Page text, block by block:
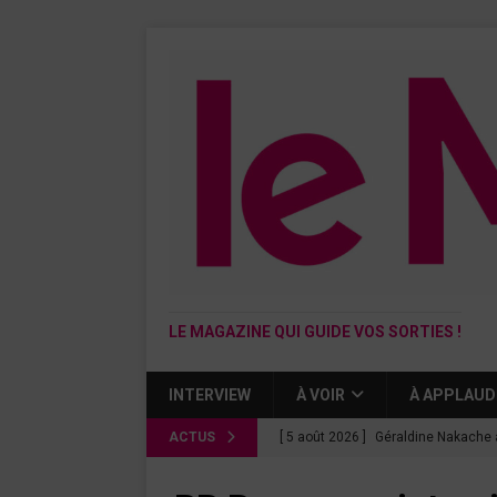
LE MAGAZINE QUI GUIDE VOS SORTIES !
INTERVIEW À VOIR À
ACTUS [ 5 août 2026 ] Géraldine